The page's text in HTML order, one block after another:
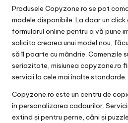
Produsele Copyzone.ro se pot
modele disponibile. La doar un
formularul online pentru a vă pune
solicita crearea unui model nou,
să îl poarte cu mândrie. Comenzile
seriozitate, misiunea copyzone.ro
servicii la cele mai înalte standarde.
Copyzone.ro este un centru de
în personalizarea cadourilor.
extind și pentru perne, căni și